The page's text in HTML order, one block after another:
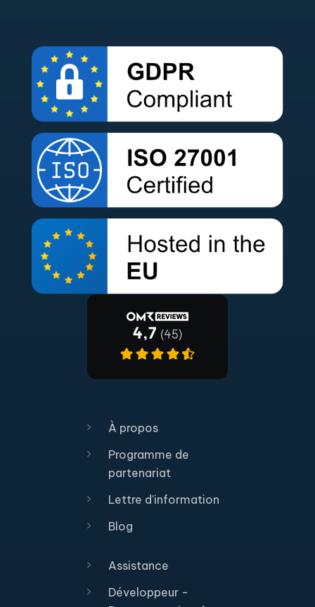
À propos
Programme de
partenariat
Lettre d'information
Blog
Assistance
Développeur -